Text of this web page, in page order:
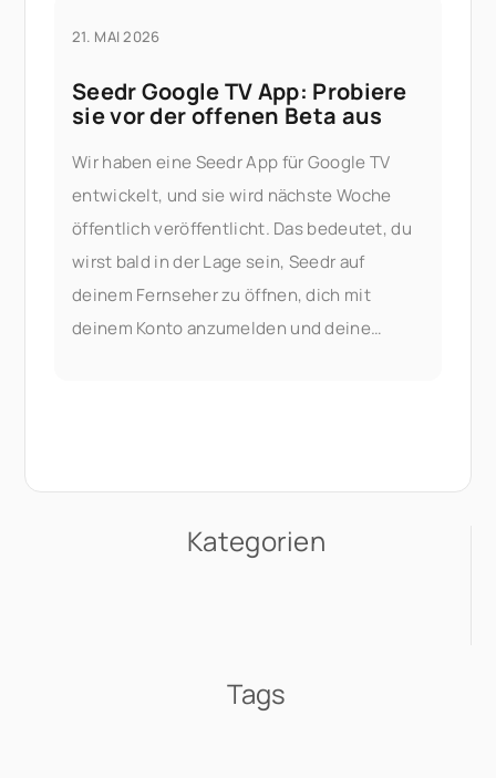
21. MAI 2026
Seedr Google TV App: Probiere
sie vor der offenen Beta aus
Wir haben eine Seedr App für Google TV
entwickelt, und sie wird nächste Woche
öffentlich veröffentlicht. Das bedeutet, du
wirst bald in der Lage sein, Seedr auf
deinem Fernseher zu öffnen, dich mit
deinem Konto anzumelden und deine
Kategorien
Tags